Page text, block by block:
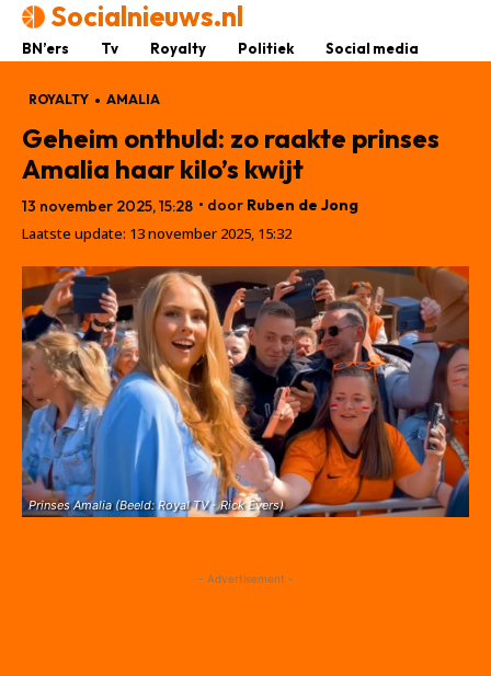
Socialnieuws.nl
BN’ers Tv Royalty Politiek Social media
ROYALTY AMALIA
Geheim onthuld: zo raakte prinses
Amalia haar kilo’s kwijt
13 november 2025, 15:28 • door Ruben de Jong
Laatste update: 13 november 2025, 15:32
Prinses Amalia (Beeld: Royal TV - Rick Evers)
- Advertisement -